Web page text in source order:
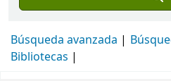
Búsqueda avanzada
Bibliotecas